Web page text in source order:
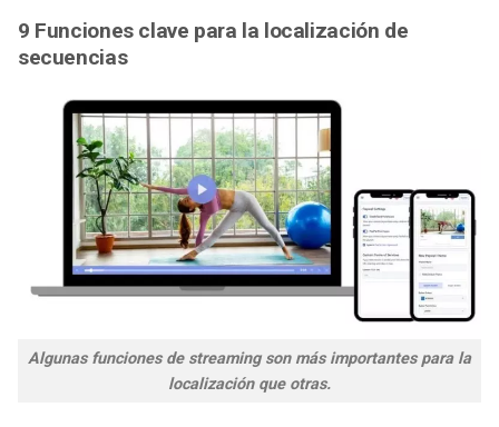
9 Funciones clave para la localización de
secuencias
Algunas funciones de streaming son más importantes para la
localización que otras.